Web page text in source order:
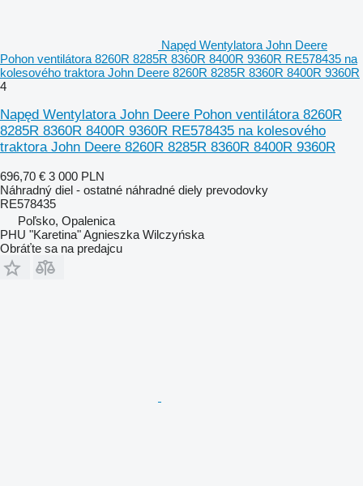
Napęd Wentylatora John Deere
Pohon ventilátora 8260R 8285R 8360R 8400R 9360R RE578435 na
kolesového traktora John Deere 8260R 8285R 8360R 8400R 9360R
4
Napęd Wentylatora John Deere Pohon ventilátora 8260R
8285R 8360R 8400R 9360R RE578435 na kolesového
traktora John Deere 8260R 8285R 8360R 8400R 9360R
696,70 € 3 000 PLN
Náhradný diel - ostatné náhradné diely prevodovky
RE578435
Poľsko, Opalenica
PHU "Karetina" Agnieszka Wilczyńska
Obráťte sa na predajcu